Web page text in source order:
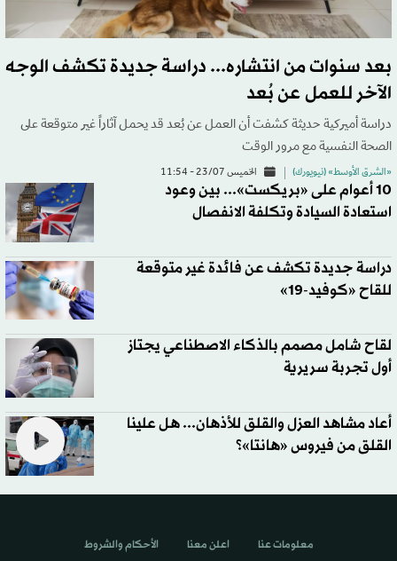
بعد سنوات من انتشاره... دراسة جديدة تكشف الوجه
الآخر للعمل عن بُعد
دراسة أميركية حديثة كشفت أن العمل عن بُعد قد يحمل آثاراً غير متوقعة على
الصحة النفسية مع مرور الوقت
«الشرق الأوسط» (نيويورك) الخميس 23/07 - 11:54
10 أعوام على «بريكست»... بين وعود
استعادة السيادة وتكلفة الانفصال
دراسة جديدة تكشف عن فائدة غير متوقعة
للقاح «كوفيد-19»
لقاح شامل مصمم بالذكاء الاصطناعي يجتاز
أول تجربة سريرية
أعاد مشاهد العزل والقلق للأذهان... هل علينا
القلق من فيروس «هانتا»؟
معلومات عنا اعلن معنا الأحكام والشروط